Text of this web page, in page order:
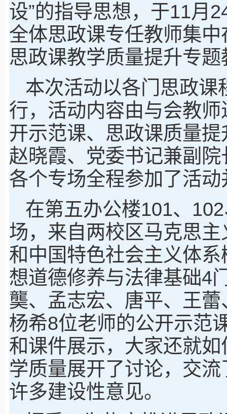
设”的指导思想，于11月
全体思政课专任教师集
思政课教学质量提升专
本次活动以各门思政课
行，活动内容由与会教
开示范课、思政课质量
赵晓霞、党委书记兼副
各个专场全程参加了活
在第五办公楼101、
场，来自两校区马克思
和中国特色社会主义体
想道德修养与法律基础4
龑、孟志宏、唐平、王
杨希8位老师的公开示范
和课件展示，大家还就
学质量展开了讨论，交
许多建设性意见。